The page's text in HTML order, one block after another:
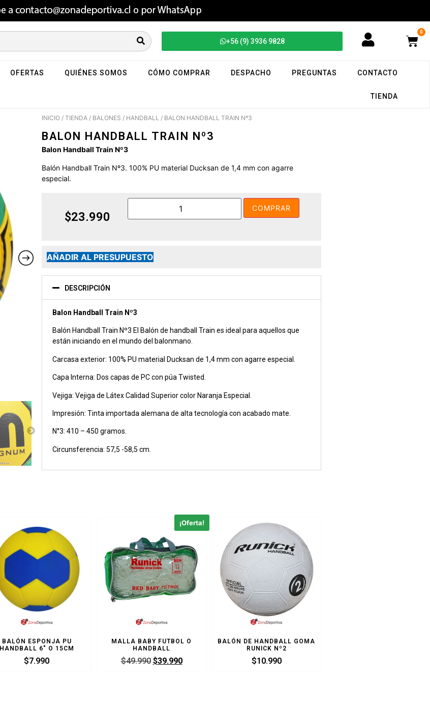
+56 (9) 3936 9828
0
OFERTAS QUIÉNES SOMOS CÓMO COMPRAR DESPACHO PREGUNTAS CONTACTO
TIENDA
INICIO / TIENDA / BALONES / HANDBALL / BALON HANDBALL TRAIN Nº3
BALON HANDBALL TRAIN Nº3
Balon Handball Train Nº3
Balón Handball Train Nº3. 100% PU material Ducksan de 1,4 mm con agarre
especial.
$23.990
COMPRAR
AÑADIR AL PRESUPUESTO
DESCRIPCIÓN
Balon Handball Train Nº3
Balón Handball Train Nº3 El Balón de handball Train es ideal para aquellos que
están iniciando en el mundo del balonmano.
Carcasa exterior: 100% PU material Ducksan de 1,4 mm con agarre especial.
Capa Interna: Dos capas de PC con púa Twisted.
Vejiga: Vejiga de Látex Calidad Superior color Naranja Especial.
Impresión: Tinta importada alemana de alta tecnología con acabado mate.
N°3: 410 – 450 gramos.
Circunsferencia: 57,5 -58,5 cm.
BALÓN ESPONJA PU
HANDBALL 6″ O 15CM
$7.990
¡Oferta!
MALLA BABY FUTBOL O
HANDBALL
$49.990 $39.990
BALÓN DE HANDBALL GOMA
RUNICK Nº2
$10.990